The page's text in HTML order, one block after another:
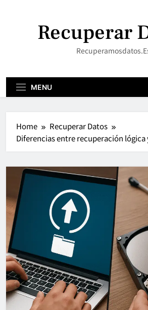
Recuperar
MENU
Home
Recuperar Datos
Diferencias entre recuperación lógica